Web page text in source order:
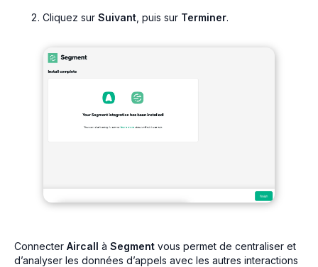
Cliquez sur Suivant , puis sur Terminer.
Connecter Aircall à Segment vous permet de centraliser et
d’analyser les données d’appels avec les autres interactions